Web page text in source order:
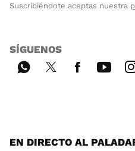
Suscribiéndote aceptas nuestra
SÍGUENOS
EN DIRECTO AL